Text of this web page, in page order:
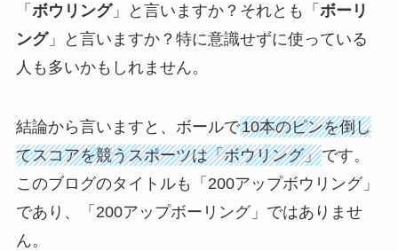
「 ボウリング」と言いますか？それとも「 ボーリ
ング」と言いますか？特に意識せずに使っている
人も多いかもしれません。
結論から言いますと、ボールで10本のピンを倒し
てスコアを競うスポーツは「ボウリング」です。
このブログのタイトルも「200アップボウリング」
であり、「200アップボーリング」ではありませ
ん。